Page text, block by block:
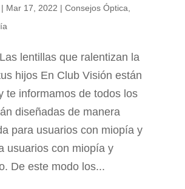
| Mar 17, 2022 | Consejos Óptica
lentillas que ralentizan la
hijos En Club Visión están
te informamos de todos los
diseñadas de manera
para usuarios con miopía y
usuarios con miopía y
De este modo los...